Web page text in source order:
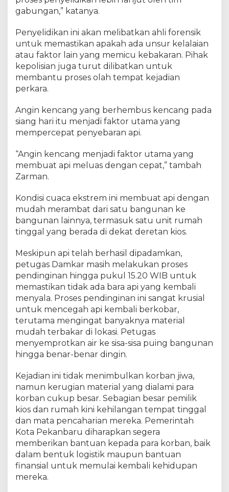
gabungan,” katanya.
Penyelidikan ini akan melibatkan ahli forensik
untuk memastikan apakah ada unsur kelalaian
atau faktor lain yang memicu kebakaran. Pihak
kepolisian juga turut dilibatkan untuk
membantu proses olah tempat kejadian
perkara.
Angin kencang yang berhembus kencang pada
siang hari itu menjadi faktor utama yang
mempercepat penyebaran api.
“Angin kencang menjadi faktor utama yang
membuat api meluas dengan cepat,” tambah
Zarman.
Kondisi cuaca ekstrem ini membuat api dengan
mudah merambat dari satu bangunan ke
bangunan lainnya, termasuk satu unit rumah
tinggal yang berada di dekat deretan kios.
Meskipun api telah berhasil dipadamkan,
petugas Damkar masih melakukan proses
pendinginan hingga pukul 15.20 WIB untuk
memastikan tidak ada bara api yang kembali
menyala. Proses pendinginan ini sangat krusial
untuk mencegah api kembali berkobar,
terutama mengingat banyaknya material
mudah terbakar di lokasi. Petugas
menyemprotkan air ke sisa-sisa puing bangunan
hingga benar-benar dingin.
Kejadian ini tidak menimbulkan korban jiwa,
namun kerugian material yang dialami para
korban cukup besar. Sebagian besar pemilik
kios dan rumah kini kehilangan tempat tinggal
dan mata pencaharian mereka. Pemerintah
Kota Pekanbaru diharapkan segera
memberikan bantuan kepada para korban, baik
dalam bentuk logistik maupun bantuan
finansial untuk memulai kembali kehidupan
mereka.